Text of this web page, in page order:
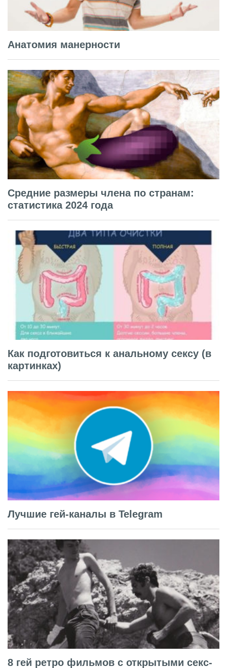
Анатомия манерности
Средние размеры члена по странам:
статистика 2024 года
Как подготовиться к анальному сексу (в
картинках)
Лучшие гей-каналы в Telegram
8 гей ретро фильмов с открытыми секс-